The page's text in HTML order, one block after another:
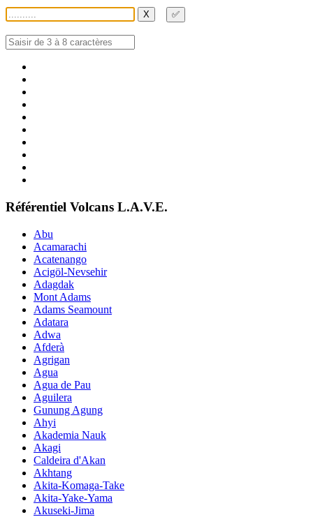
X ✅
Référentiel Volcans L.A.V.E.
Abu
Acamarachi
Acatenango
Acigöl-Nevsehir
Adagdak
Mont Adams
Adams Seamount
Adatara
Adwa
Afderà
Agrigan
Agua
Agua de Pau
Aguilera
Gunung Agung
Ahyi
Akademia Nauk
Akagi
Caldeira d'Akan
Akhtang
Akita-Komaga-Take
Akita-Yake-Yama
Akuseki-Jima